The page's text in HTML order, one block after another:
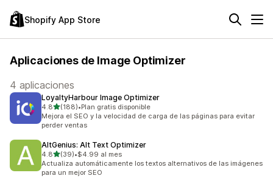
Shopify App Store
Aplicaciones de Image Optimizer
4 aplicaciones
LoyaltyHarbour Image Optimizer
4.8de 5 estrellas
(188)
188 reseñas en total
•Plan gratis disponible
Mejora el SEO y la velocidad de carga de las páginas para evitar
perder ventas
AltGenius: Alt Text Optimizer
4.8de 5 estrellas
(39)
39 reseñas en total
•$4.99 al mes
Actualiza automáticamente los textos alternativos de las imágenes
para un mejor SEO